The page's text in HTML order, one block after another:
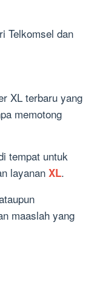
Telkomsel dan
XL terbaru yang
memotong
tempat untuk
layanan XL.
maaslah yang